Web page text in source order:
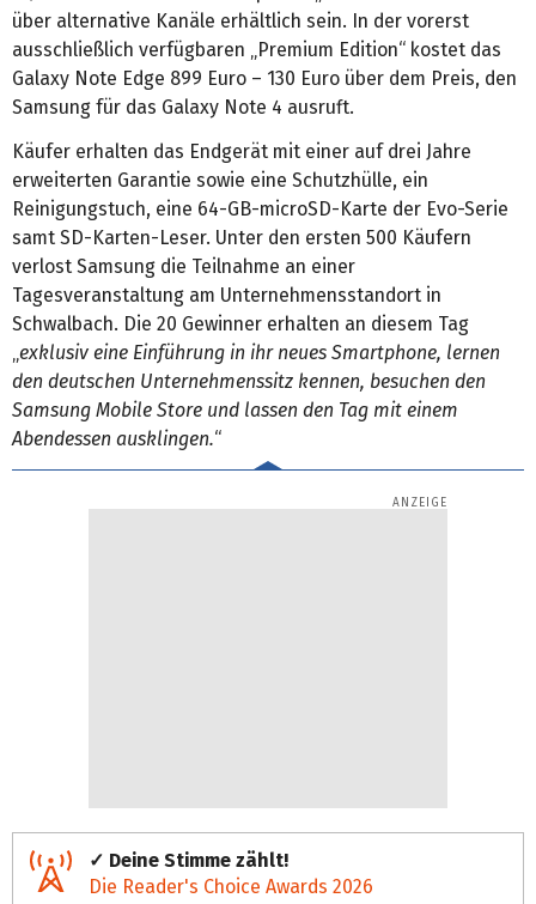
über alternative Kanäle erhältlich sein. In der vorerst
ausschließlich verfügbaren „Premium Edition“ kostet das
Galaxy Note Edge 899 Euro – 130 Euro über dem Preis, den
Samsung für das Galaxy Note 4 ausruft.
Käufer erhalten das Endgerät mit einer auf drei Jahre
erweiterten Garantie sowie eine Schutzhülle, ein
Reinigungstuch, eine 64-GB-microSD-Karte der Evo-Serie
samt SD-Karten-Leser. Unter den ersten 500 Käufern
verlost Samsung die Teilnahme an einer
Tagesveranstaltung am Unternehmensstandort in
Schwalbach. Die 20 Gewinner erhalten an diesem Tag
„exklusiv eine Einführung in ihr neues Smartphone, lernen
den deutschen Unternehmenssitz kennen, besuchen den
Samsung Mobile Store und lassen den Tag mit einem
Abendessen ausklingen.“
✓ Deine Stimme zählt!
Die Reader's Choice Awards 2026